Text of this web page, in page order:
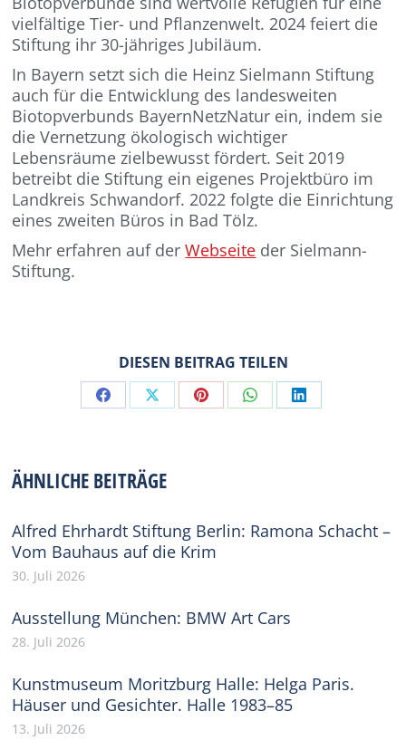
vielfältige Tier- und Pflanzenwelt. 2024 feiert die
Stiftung ihr 30-jähriges Jubiläum.
In Bayern setzt sich die Heinz Sielmann Stiftung
auch für die Entwicklung des landesweiten
Biotopverbunds BayernNetzNatur ein, indem sie
die Vernetzung ökologisch wichtiger
Lebensräume zielbewusst fördert. Seit 2019
betreibt die Stiftung ein eigenes Projektbüro im
Landkreis Schwandorf. 2022 folgte die Einrichtung
eines zweiten Büros in Bad Tölz.
Mehr erfahren auf derWebseite der Sielmann-
Stiftung.
DIESEN BEITRAG TEILEN
Share Share Share Share Share
ÄHNLICHE BEITRÄGE
Alfred Ehrhardt Stiftung Berlin: Ramona Schacht –
Vom Bauhaus auf die Krim
30. Juli 2026
Ausstellung München: BMW Art Cars
28. Juli 2026
Kunstmuseum Moritzburg Halle: Helga Paris.
Häuser und Gesichter. Halle 1983–85
13. Juli 2026